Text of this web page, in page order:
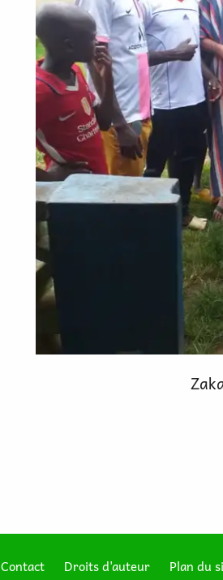
Contact Droits d'auteur Plan du